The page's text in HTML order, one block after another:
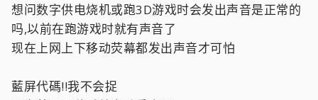
想问数字供电烧机或跑3D游戏时会发出声音是正常的
吗,以前在跑游戏时就有声音了
现在上网上下移动荧幕都发出声音才可怕
藍屏代碼!!我不会捉